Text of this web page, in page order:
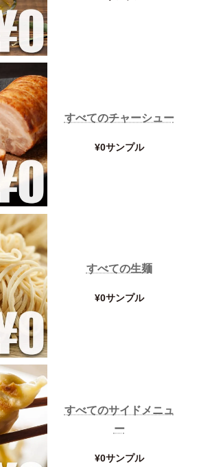
すべてのチャーシュー
¥0サンプル
すべての生麺
¥0サンプル
すべてのサイドメニュ
ー
¥0サンプル